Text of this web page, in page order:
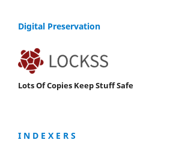
Digital Preservation
Lots Of Copies Keep Stuff Safe
I N D E X E R S